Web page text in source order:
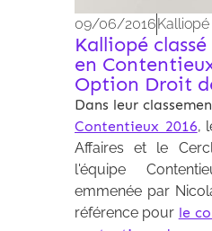
09/06/2016Kalliopé
Kalliopé
en
Option Droit
Dans leur
Contentieux 2016,
Affaires et le
l'équipe
emmenée par
référence pour le